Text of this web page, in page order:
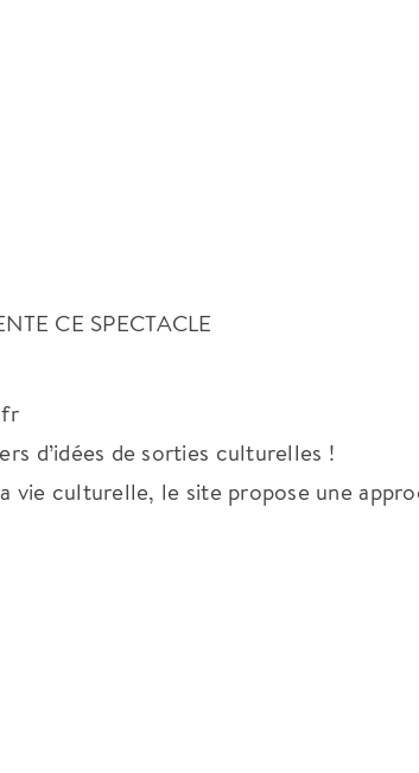
CE SPECTACLE
d’idées de sorties culturelles !
vie culturelle, le site propose une